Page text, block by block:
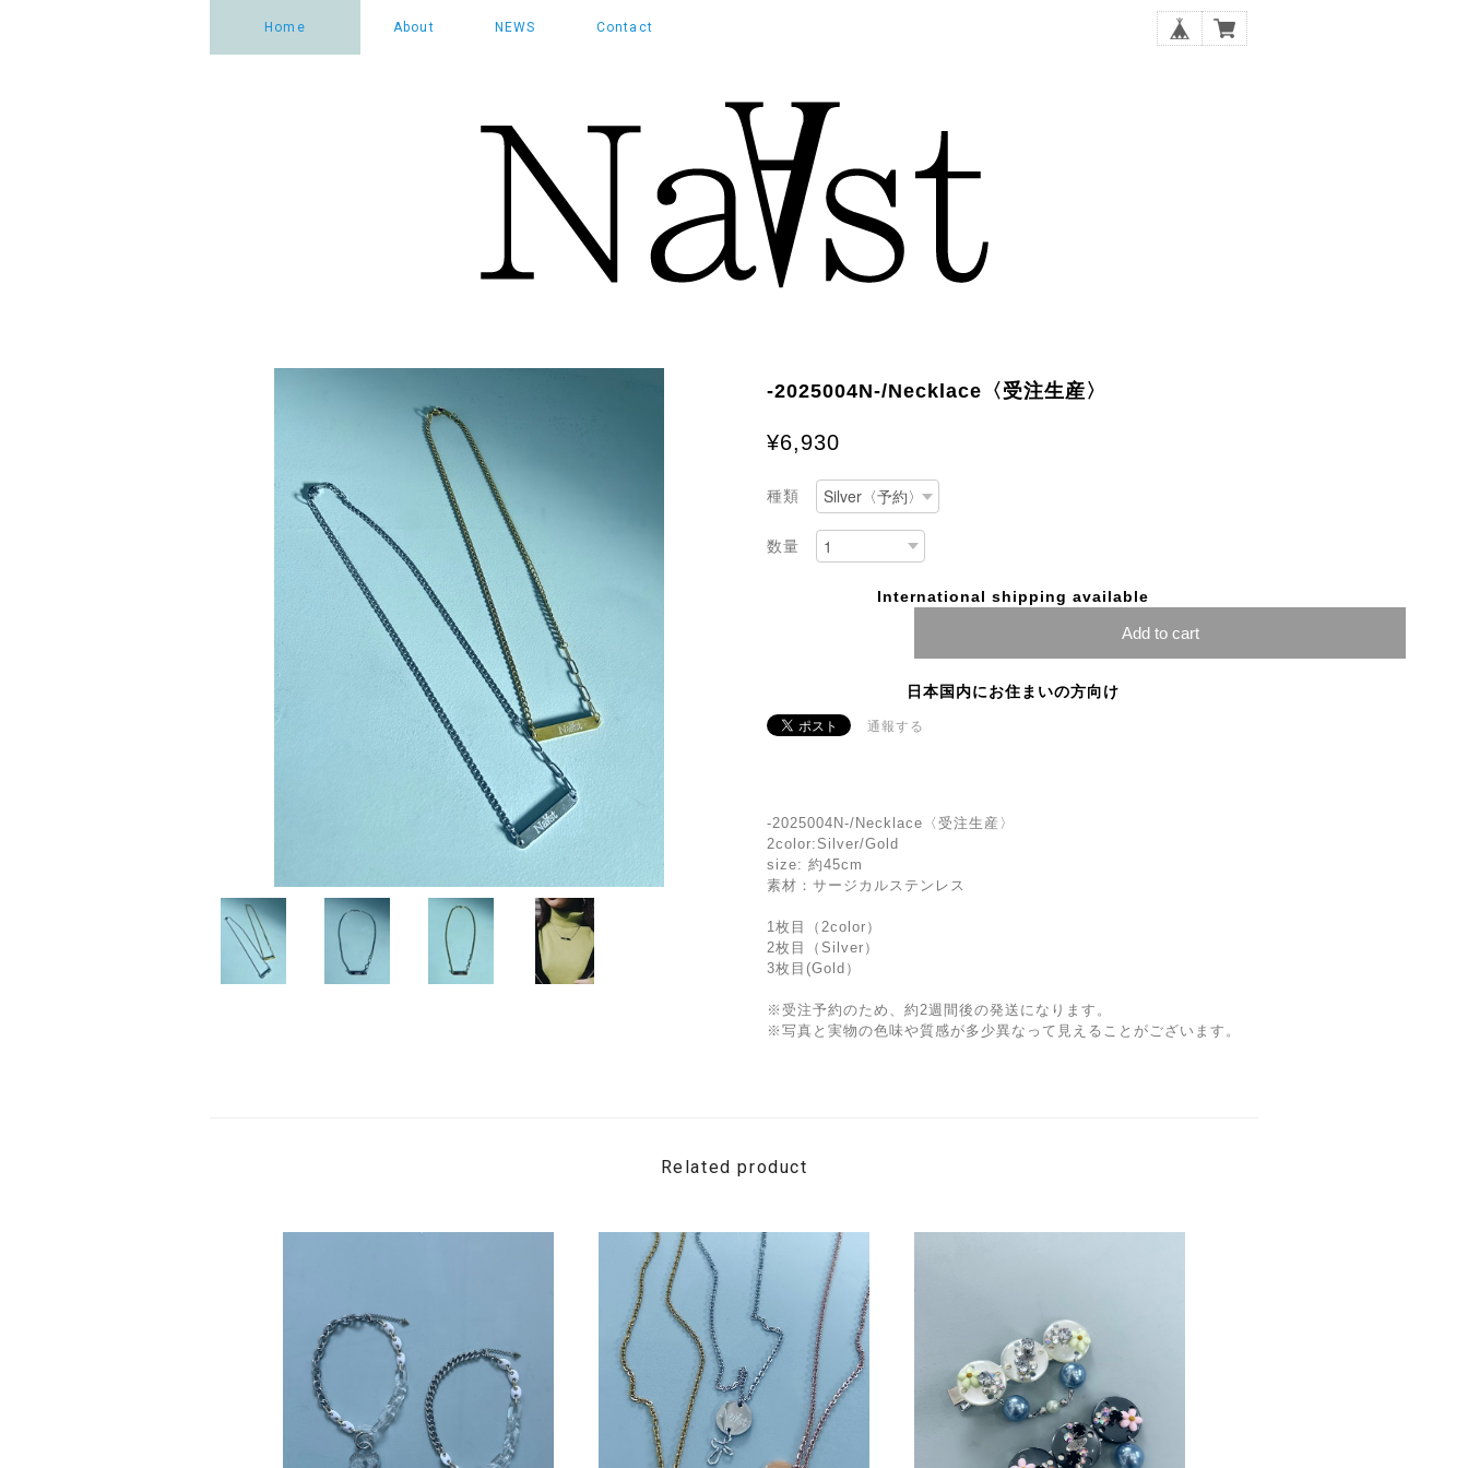
Home About NEWS Contact
-2025004N-/Necklace〈受注生産〉
¥6,930
種類
数量
International shipping available
Add to cart
日本国内にお住まいの方向け
通報する
-2025004N-/Necklace〈受注生産〉
2color:Silver/Gold
size: 約45cm
素材：サージカルステンレス
1枚目（2color）
2枚目（Silver）
3枚目(Gold）
※受注予約のため、約2週間後の発送になります。
※写真と実物の色味や質感が多少異なって見えることがございます。
Related product